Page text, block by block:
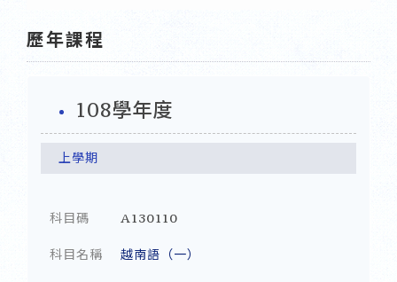
歷年課程
108學年度
上學期
科目碼 A130110
科目名稱 越南語（一）